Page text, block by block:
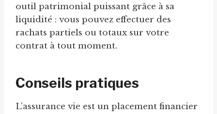
outil patrimonial puissant grâce à sa
liquidité : vous pouvez effectuer des
rachats partiels ou totaux sur votre
contrat à tout moment.
Conseils pratiques
L’assurance vie est un placement financier